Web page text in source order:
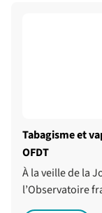
Tabagisme et
OFDT
À la veille de la
l’Observatoire